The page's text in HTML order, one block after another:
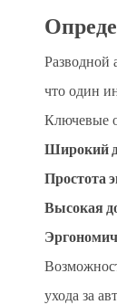
Разводной
что один
Ключевые
Широкий
Простота
Высокая
ухода за